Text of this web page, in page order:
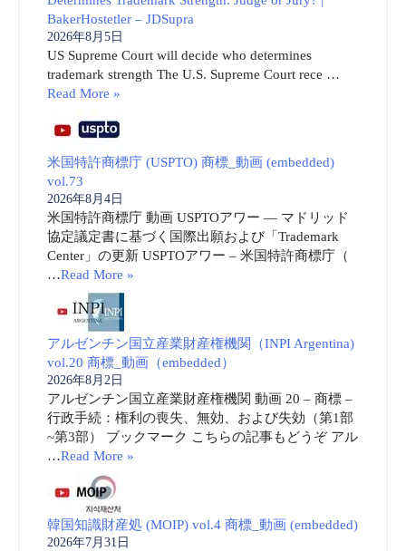
BakerHostetler – JDSupra
2026年8月5日
US Supreme Court will decide who determines
trademark strength The U.S. Supreme Court rece …
Read More »
米国特許商標庁 (USPTO) 商標_動画 (embedded)
vol.73
2026年8月4日
米国特許商標庁 動画 USPTOアワー ― マドリッド
協定議定書に基づく国際出願および「Trademark
Center」の更新 USPTOアワー – 米国特許商標庁（
…Read More »
アルゼンチン国立産業財産権機関（INPI Argentina)
vol.20 商標_動画（embedded）
2026年8月2日
アルゼンチン国立産業財産権機関 動画 20 – 商標 –
行政手続：権利の喪失、無効、および失効（第1部
~第3部） ブックマーク こちらの記事もどうぞ アル
…Read More »
韓国知識財産処 (MOIP) vol.4 商標_動画 (embedded)
2026年7月31日